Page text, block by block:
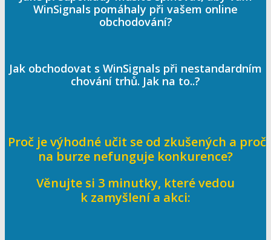
WinSignals pomáhaly při vašem online
obchodování?
Jak obchodovat s WinSignals při nestandardním
chování trhů. Jak na to..?
Proč je výhodné učit se od zkušených a proč
na burze nefunguje konkurence?
Věnujte si 3 minutky, které vedou
k zamyšlení a akci: